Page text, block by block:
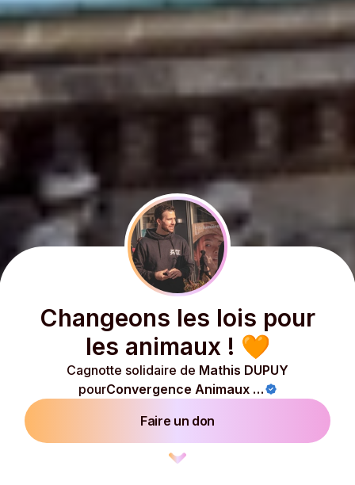
Changeons les lois pour
les animaux ! 🧡
Cagnotte solidaire de Mathis DUPUY
pour
Convergence Animaux Politique
Faire un don